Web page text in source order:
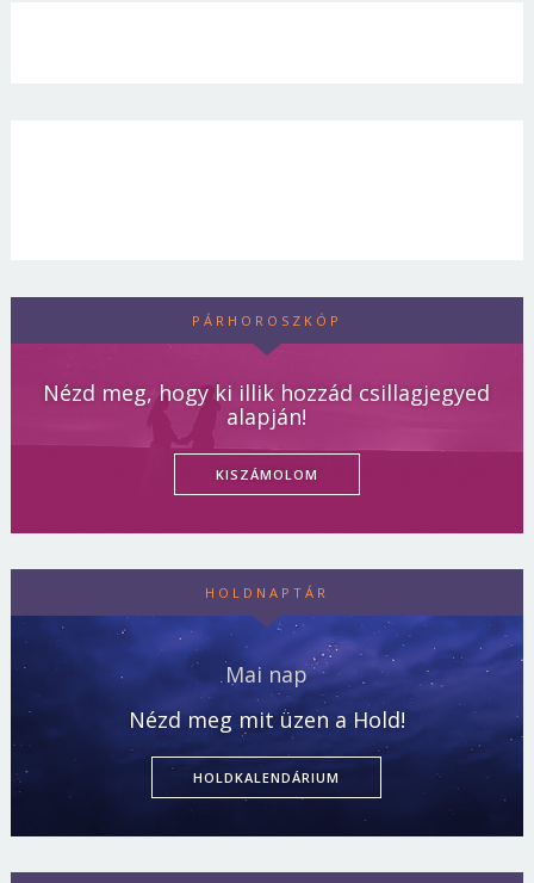
PÁRHOROSZKÓP
Nézd meg, hogy ki illik hozzád csillagjegyed
alapján!
KISZÁMOLOM
HOLDNAPTÁR
Mai nap
Nézd meg mit üzen a Hold!
HOLDKALENDÁRIUM